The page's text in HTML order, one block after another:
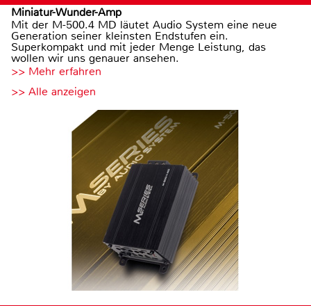
Miniatur-Wunder-Amp
Mit der M-500.4 MD läutet Audio System eine neue
Generation seiner kleinsten Endstufen ein.
Superkompakt und mit jeder Menge Leistung, das
wollen wir uns genauer ansehen.
>> Mehr erfahren
>> Alle anzeigen